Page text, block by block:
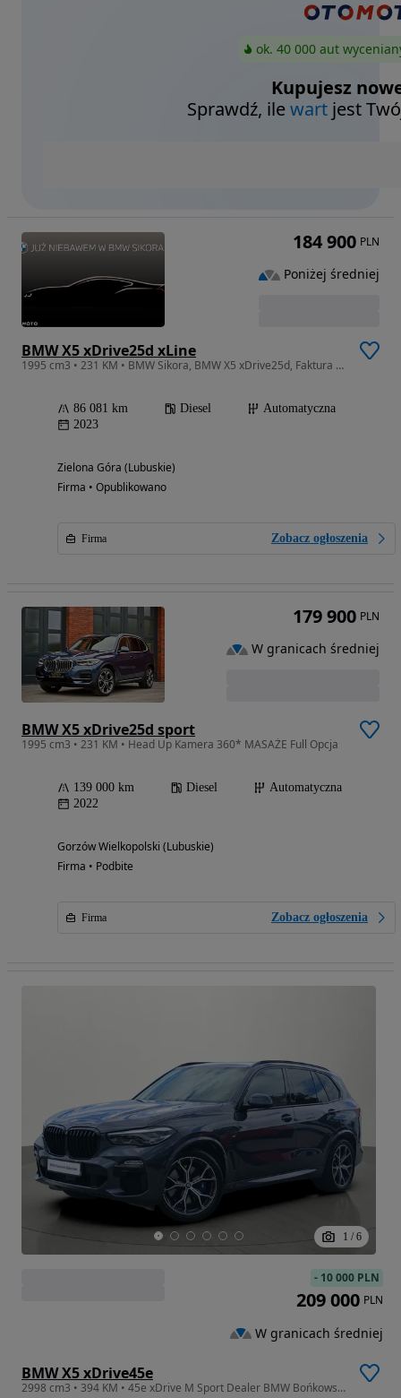
ok. 40 000 aut
Kupujesz
Sprawdź, ilewart jest
BMW X5 xDrive25d xLine
1995 cm3 • 231 KM • BMW Sikora, BMW X5 xDrive25d, Faktura VAT 23%
86 081 km Diesel
Automatyczna
2023
Zielona Góra (Lubuskie)
Firma • Opublikowano
Firma Zobacz ogłoszenia
184 900 PLN
Poniżej średniej
BMW X5 xDrive25d sport
1995 cm3 • 231 KM • Head Up Kamera 360* MASAŻE Full Opcja
139 000 km Diesel
Automatyczna
2022
Gorzów Wielkopolski (Lubuskie)
Firma • Podbite
Firma Zobacz ogłoszenia
179 900 PLN
W granicach średniej
1 / 6
BMW X5 xDrive45e
2998 cm3 • 394 KM • 45e xDrive M Sport Dealer BMW Bońkowscy Gorzów Wlkp.
- 10 000 PLN
209 000 PLN
W granicach średniej